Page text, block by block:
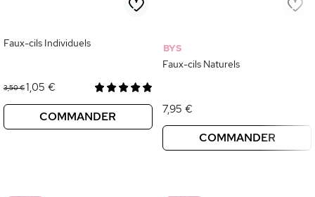
Faux-cils Individuels
3,50 €1,05 €
COMMANDER
BYS
Faux-cils Naturels
7,95 €
COMMANDER